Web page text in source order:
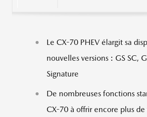
Le CX-70 PHEV élargit sa
nouvelles versions : GS SC,
Signature
De nombreuses fonctions
CX-70 à offrir encore plus de